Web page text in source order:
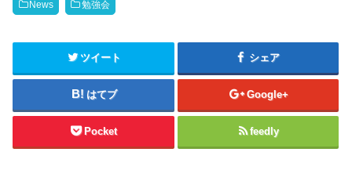
News 勉強会
ツイート シェア
はてブ Google+
Pocket feedly